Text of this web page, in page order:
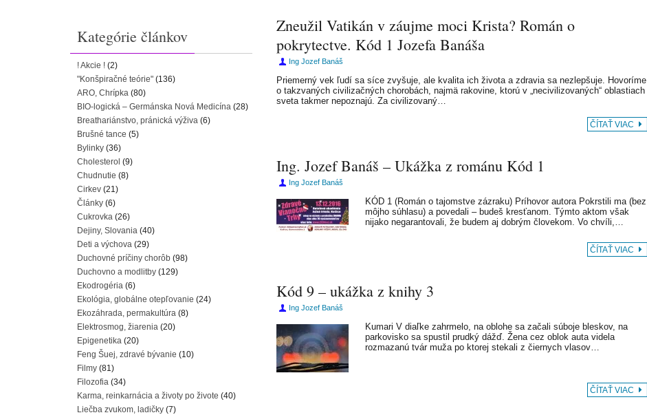
Zneužil Vatikán v záujme moci Krista? Román o
pokrytectve. Kód 1 Jozefa Banáša
Ing Jozef Banáš
Priemerný vek ľudí sa síce zvyšuje, ale kvalita ich života a zdravia sa nezlepšuje. Hovoríme
o takzvaných civilizačných chorobách, najmä rakovine, ktorú v „necivilizovaných“ oblastiach
sveta takmer nepoznajú. Za civilizovaný…
ČÍTAŤ VIAC
Ing. Jozef Banáš – Ukážka z románu Kód 1
Ing Jozef Banáš
KÓD 1 (Román o tajomstve zázraku) Príhovor autora Pokrstili ma (bez
môjho súhlasu) a povedali – budeš kresťanom. Týmto aktom však
nijako negarantovali, že budem aj dobrým človekom. Vo chvíli,…
ČÍTAŤ VIAC
Kód 9 – ukážka z knihy 3
Ing Jozef Banáš
Kumari V diaľke zahrmelo, na oblohe sa začali súboje bleskov, na
parkovisko sa spustil prudký dážď. Žena cez oblok auta videla
rozmazanú tvár muža po ktorej stekali z čiernych vlasov…
ČÍTAŤ VIAC
Kategórie článkov
! Akcie ! (2)
"Konšpiračné teórie" (136)
ARO, Chrípka (80)
BIO-logická – Germánska Nová Medicína (28)
Breathariánstvo, pránická výživa (6)
Brušné tance (5)
Bylinky (36)
Cholesterol (9)
Chudnutie (8)
Cirkev (21)
Články (6)
Cukrovka (26)
Dejiny, Slovania (40)
Deti a výchova (29)
Duchovné príčiny chorôb (98)
Duchovno a modlitby (129)
Ekodrogéria (6)
Ekológia, globálne otepľovanie (24)
Ekozáhrada, permakultúra (8)
Elektrosmog, žiarenia (20)
Epigenetika (20)
Feng Šuej, zdravé bývanie (10)
Filmy (81)
Filozofia (34)
Karma, reinkarnácia a životy po živote (40)
Liečba zvukom, ladičky (7)